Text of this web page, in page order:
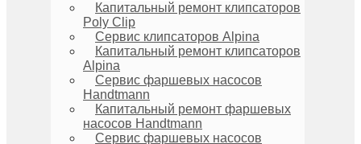
Капитальный ремонт клипсаторов
Poly Clip
Сервис клипсаторов Alpina
Капитальный ремонт клипсаторов
Alpina
Сервис фаршевых насосов
Handtmann
Капитальный ремонт фаршевых
насосов Handtmann
Сервис фаршевых насосов